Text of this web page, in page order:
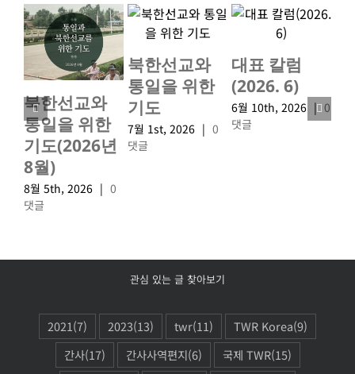
북한선교와
통일을 위한
기도(2026년
8월)
8월 5th, 2026 | 0
댓글
북한선교와
통일을 위한
기도
7월 1st, 2026 | 0
댓글
대표 칼럼
(2026. 6)
6월 10th, 2026 | 0
댓글
관심 있는 글 찾아보기
2021(7) 2023(13) twr(11) TWR Korea(9)
간사(17) 간사사역편지(6) 국제 TWR(15)